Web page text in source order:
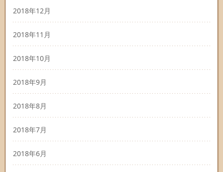
2018年12月
2018年11月
2018年10月
2018年9月
2018年8月
2018年7月
2018年6月